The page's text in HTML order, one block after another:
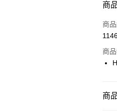
商
商
商
商